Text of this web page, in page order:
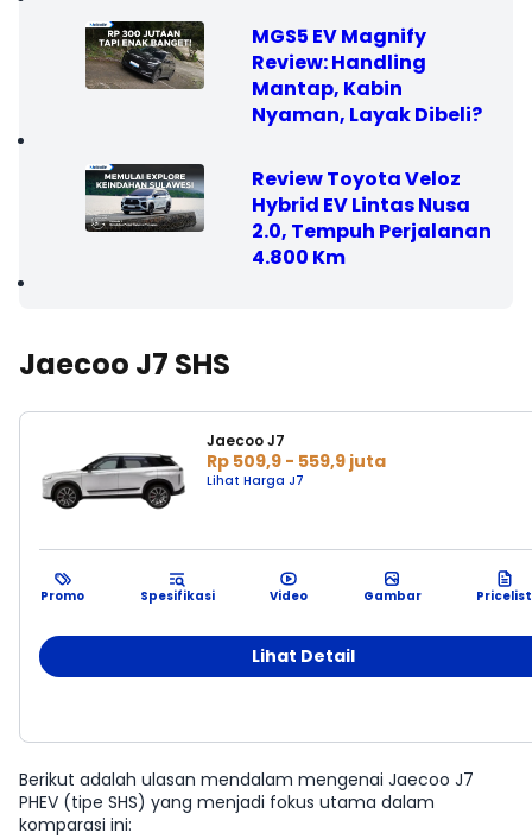
MGS5 EV Magnify
Review: Handling
Mantap, Kabin
Nyaman, Layak Dibeli?
Review Toyota Veloz
Hybrid EV Lintas Nusa
2.0, Tempuh Perjalanan
4.800 Km
Jaecoo J7 SHS
Jaecoo J7
Rp 509,9 - 559,9 juta
Lihat Harga J7
Promo Spesifikasi Video Gambar Pricelist
Lihat Detail
Berikut adalah ulasan mendalam mengenai Jaecoo J7
PHEV (tipe SHS) yang menjadi fokus utama dalam
komparasi ini: